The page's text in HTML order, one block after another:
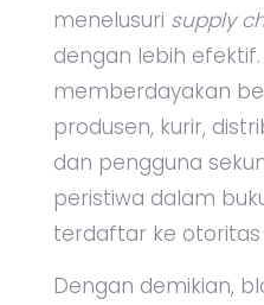
menelusuri supply
dengan lebih
memberdayakan
produsen, kurir,
dan pengguna
peristiwa dalam
terdaftar ke otoritas
Dengan demikian,